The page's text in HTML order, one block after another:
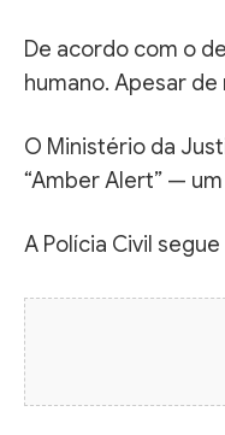
De acordo com o
humano. Apesar
O Ministério da
“Amber Alert” —
A Polícia Civil